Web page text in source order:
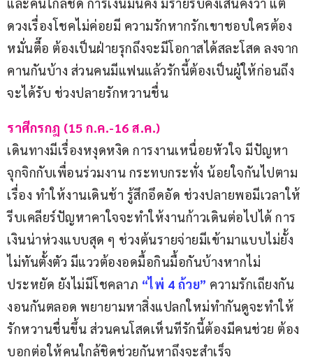
และคนใกล้ชิด การเงินมั่นคง มีรายรับคงเส้นคงวา แต่
ดวงเรื่องโชคไม่ค่อยมี ความรักหากรักเขาชอบใครต้อง
หมั่นตื๊อ ต้องเป็นฝ่ายรุกถึงจะมีโอกาสได้สละโสด ลงจาก
คานกันบ้าง ส่วนคนมีแฟนแล้วรักนี้ต้องเป็นผู้ให้ก่อนถึง
จะได้รับ ช่วงปลายรักหวานชื่น
ราศีกรกฎ (15 ก.ค.-16 ส.ค.)
เดินทางมีเรื่องหงุดหงิด การงานเหนื่อยหัวใจ มีปัญหา
จุกจิกกับเพื่อนร่วมงาน กระทบกระทั่ง น้อยใจกันไปตาม
เรื่อง ทำให้งานเดินช้า รู้สึกอึดอัด ช่วงปลายพอมีเวลาให้
รีบเคลียร์ปัญหาคาใจจะทำให้งานก้าวเดินต่อไปได้ การ
เงินน่าห่วงแบบสุด ๆ ช่วงต้นรายจ่ายมีเข้ามาแบบไม่ยั้ง
ไม่ทันตั้งตัว มีแววต้องอดมื้อกินมื้อกันบ้างหากไม่
ประหยัด ยังไม่มีโชคลาภ “ไพ่ 4 ถ้วย” ความรักเถียงกัน
งอนกันตลอด พยายามหาสิ่งแปลกใหม่ทำกันดูจะทำให้
รักหวานชื่นขึ้น ส่วนคนโสดเห็นทีรักนี้ต้องมีคนช่วย ต้อง
บอกต่อให้คนใกล้ชิดช่วยกันหาถึงจะสำเร็จ